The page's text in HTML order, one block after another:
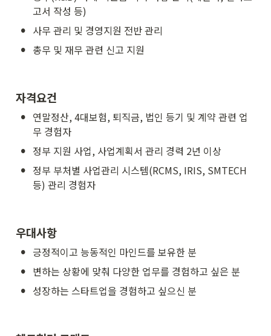
고서 작성 등)
• 사무 관리 및 경영지원 전반 관리
• 총무 및 재무 관련 신고 지원
자격요건
• 연말정산, 4대보험, 퇴직금, 법인 등기 및 계약 관련 업
무 경험자
• 정부 지원 사업, 사업계획서 관리 경력 2년 이상
• 정부 부처별 사업관리 시스템(RCMS, IRIS, SMTECH
등) 관리 경험자
우대사항
• 긍정적이고 능동적인 마인드를 보유한 분
• 변하는 상황에 맞춰 다양한 업무를 경험하고 싶은 분
• 성장하는 스타트업을 경험하고 싶으신 분